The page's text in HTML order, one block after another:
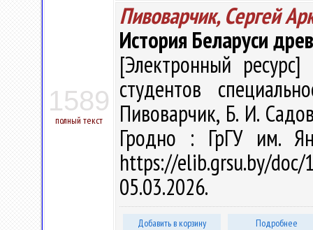
1589
полный текст
Пивоварчик, Сергей
История Беларуси
[Электронный
студентов
Пивоварчик, Б. И.
Гродно : ГрГУ им.
https://elib.grsu.by/
05.03.2026.
Добавить в корзину Подробнее